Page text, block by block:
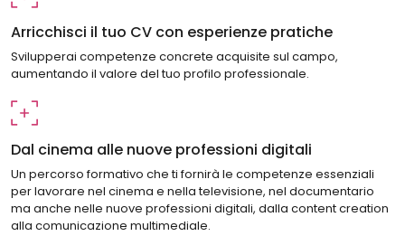
Arricchisci il tuo CV con esperienze pratiche
Svilupperai competenze concrete acquisite sul campo,
aumentando il valore del tuo profilo professionale.
Dal cinema alle nuove professioni digitali
Un percorso formativo che ti fornirà le competenze essenziali
per lavorare nel cinema e nella televisione, nel documentario
ma anche nelle nuove professioni digitali, dalla content creation
alla comunicazione multimediale.